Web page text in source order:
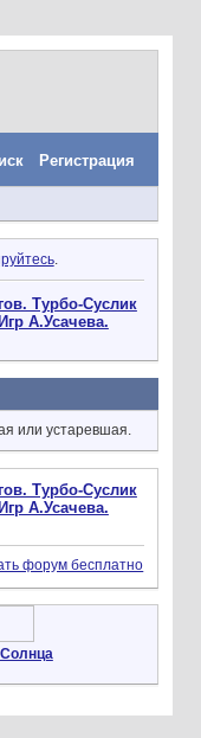
Регистрация
.
Турбо-Суслик
А.Усачева.
или устаревшая.
Турбо-Суслик
А.Усачева.
форум бесплатно